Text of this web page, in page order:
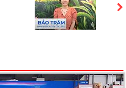
- Lấy bằng cử nhân lúc 20 tuổi cùng
High School Completion, Washington